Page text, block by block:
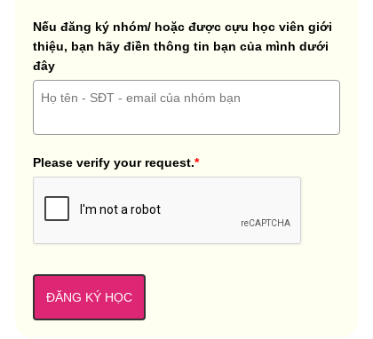
Nếu đăng ký nhóm/ hoặc được cựu học viên giới
thiệu, bạn hãy điền thông tin bạn của mình dưới
đây
Please verify your request.*
ĐĂNG KÝ HỌC